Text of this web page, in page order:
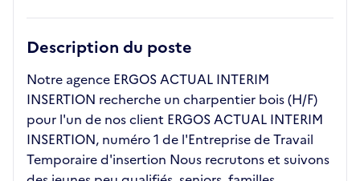
Description du poste
Notre agence ERGOS ACTUAL INTERIM
INSERTION recherche un charpentier bois (H/F)
pour l'un de nos client ERGOS ACTUAL INTERIM
INSERTION, numéro 1 de l'Entreprise de Travail
Temporaire d'insertion Nous recrutons et suivons